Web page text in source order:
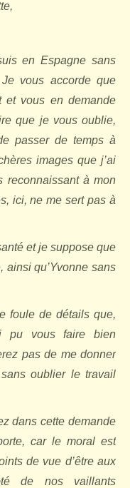
en Espagne sans
vous accorde que
et vous en demande
que je vous oublie,
passer de temps à
images que j’ai
reconnaissant à mon
ici, ne me sert pas à
et je suppose que
ainsi qu’Yvonne sans
foule de détails que,
pu vous faire bien
pas de me donner
oublier le travail
dans cette demande
car le moral est
de vue d’être aux
de nos vaillants